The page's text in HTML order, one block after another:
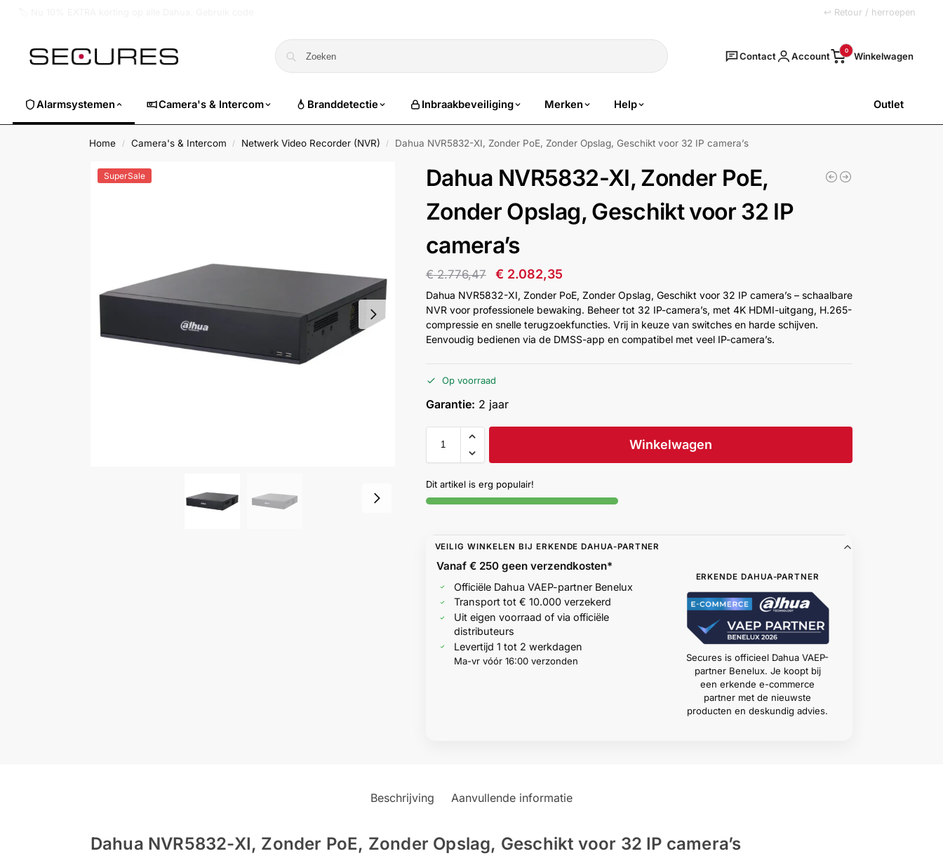
↩ Retour / herroepen
Zoeken
Contact Account 0
Alarmsystemen Camera's & Intercom Branddetectie Inbraakbeveiliging Merken Help Outlet
Home / Camera's & Intercom / Netwerk Video Recorder (NVR) / Dahua NVR5832-XI, Zonder PoE, Zonder Opslag, Geschikt voor 32 IP camera’s
SuperSale
Dahua NVR5832-XI, Zonder PoE,
Zonder Opslag, Geschikt voor 32 IP
camera’s
€2.776,47 € 2.082,35
Dahua NVR5832-XI, Zonder PoE, Zonder Opslag, Geschikt voor 32 IP camera’s – schaalbare
NVR voor professionele bewaking. Beheer tot 32 IP-camera’s, met 4K HDMI-uitgang, H.265-
compressie en snelle terugzoekfuncties. Vrij in keuze van switches en harde schijven.
Eenvoudig bedienen via de DMSS-app en compatibel met veel IP-camera’s.
Op voorraad
Garantie: 2 jaar
Winkelwagen
Dit artikel is erg populair!
VEILIG WINKELEN BIJ ERKENDE DAHUA-PARTNER
Vanaf € 250 geenverzendkosten*
Officiële Dahua VAEP-partner Benelux
Transport tot € 10.000 verzekerd
Uit eigen voorraad of via officiële
distributeurs
Levertijd 1 tot 2 werkdagen
Ma-vr vóór 16:00 verzonden
ERKENDE DAHUA-PARTNER
Secures is officieel Dahua VAEP-
partner Benelux. Je koopt bij
een erkende e-commerce
partner met de nieuwste
producten en deskundig advies.
Beschrijving Aanvullende informatie
Dahua NVR5832-XI, Zonder PoE, Zonder Opslag, Geschikt voor 32 IP camera’s